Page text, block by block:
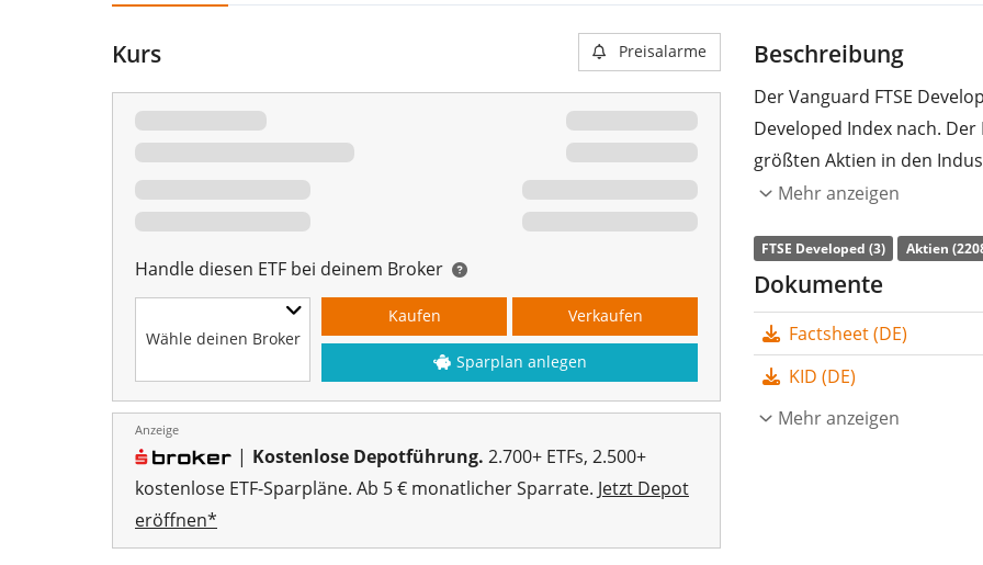
Kurs Preisalarme
Handle diesen ETF bei deinem Broker
Wähle deinen Broker
Kaufen Verkaufen
Sparplan anlegen
Anzeige
| Kostenlose Depotführung. 2.700+ ETFs, 2.500+
kostenlose ETF-Sparpläne. Ab 5 € monatlicher Sparrate. Jetzt Depot
eröffnen*
Beschreibung
Der Vanguard FTSE
Developed Index nach. Der
größten Aktien in den
FTSE Developed World
Developed Index
Indexbestandteile) nach.
thesauriert(in den ETF
Der Vanguard FTSE
Mehr anzeigen
FTSE Developed (3) Aktien
Dokumente
Factsheet (DE)
KID (DE)
Mehr anzeigen